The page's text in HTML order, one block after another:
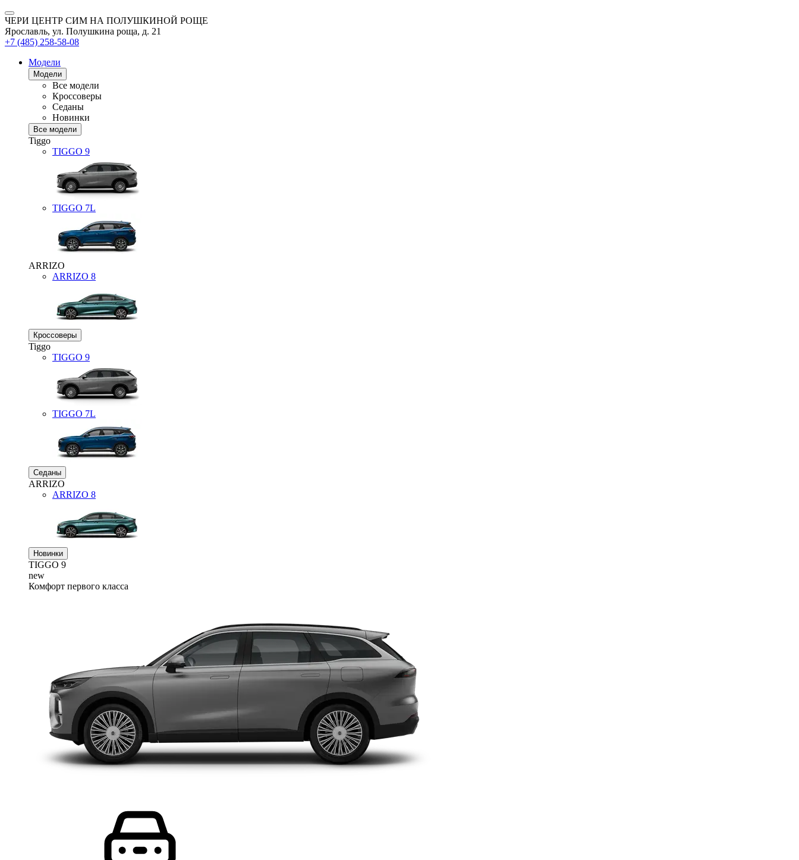
ЧЕРИ ЦЕНТР СИМ НА ПОЛУШКИНОЙ РОЩЕ
Ярославль, ул. Полушкина роща, д. 21
+7 (485) 258-58-08
Модели
Модели
Все модели
Кроссоверы
Седаны
Новинки
Все модели
Tiggo
TIGGO 9
TIGGO 7L
ARRIZO
ARRIZO 8
Кроссоверы
Tiggo
TIGGO 9
TIGGO 7L
Седаны
ARRIZO
ARRIZO 8
Новинки
TIGGO 9
new
Комфорт первого класса